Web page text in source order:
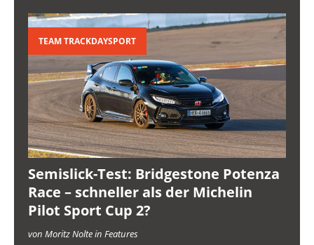
TEAM TRACKDAYSPORT
Semislick-Test: Bridgestone Potenza
Race – schneller als der Michelin
Pilot Sport Cup 2?
von Moritz Nolte in Features